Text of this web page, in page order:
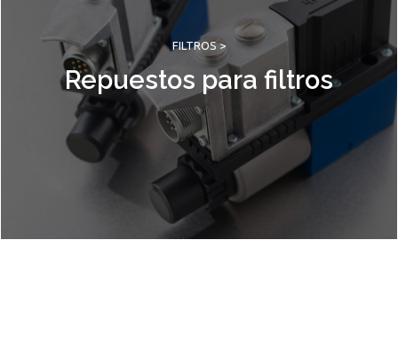
FILTROS >
Repuestos para filtros